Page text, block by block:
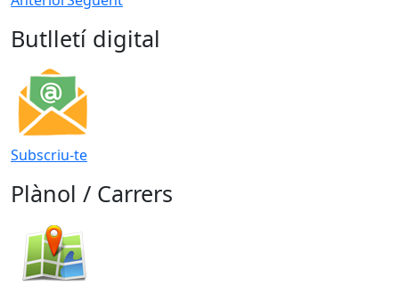
Butlletí digital
Subscriu-te
Plànol / Carrers